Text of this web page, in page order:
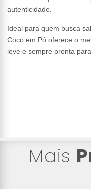
autenticidade.
Ideal para quem busca
Coco em Pó oferece o
leve e sempre pronta
Mais